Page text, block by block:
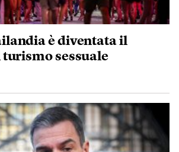
è diventata il
sessuale